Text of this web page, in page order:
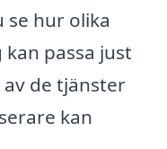
se hur olika
passa just
de tjänster
kan